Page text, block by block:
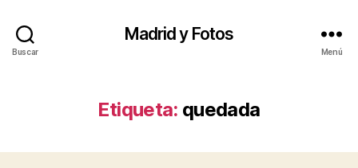
Buscar
Madrid y Fotos
Menú
Etiqueta: quedada